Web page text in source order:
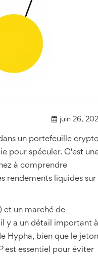
juin 26,
un portefeuille crypto
pour spéculer. C'est
à comprendre
rendements liquides sur
et un marché de
y a un détail important à
Hypha, bien que le jeton
est essentiel pour éviter